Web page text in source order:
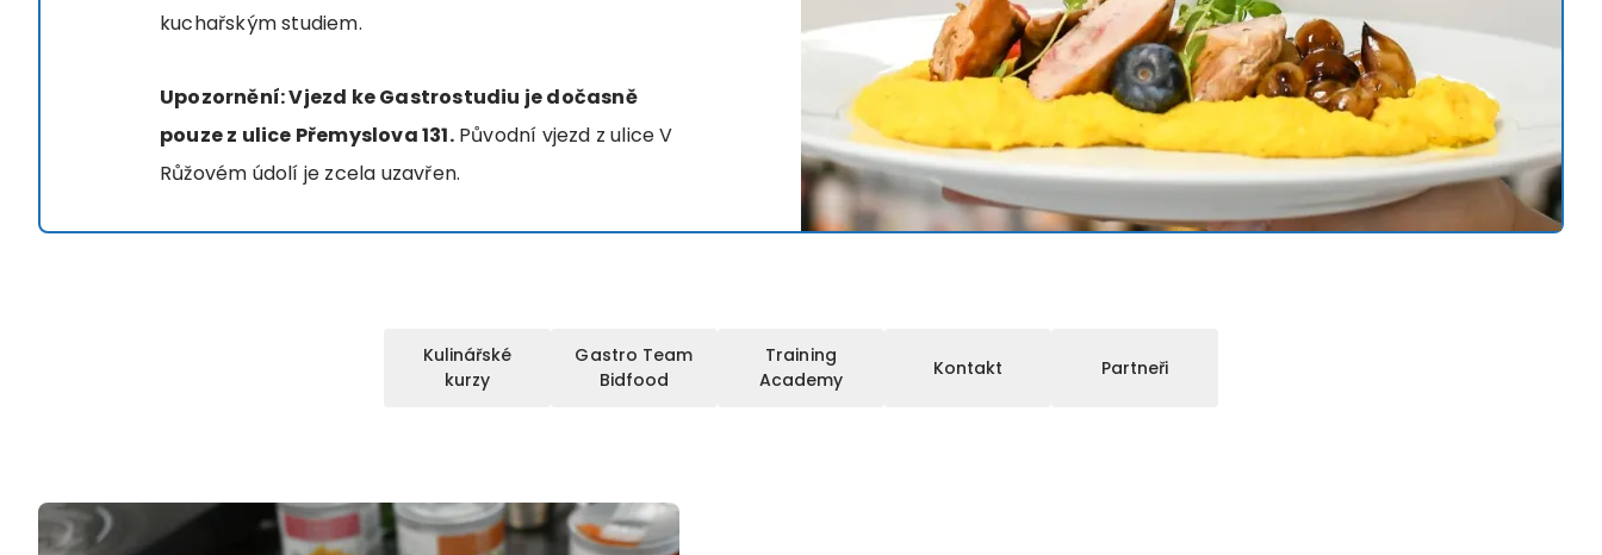
kuchařským studiem.
Upozornění: Vjezd ke Gastrostudiu je dočasně
pouze z ulice Přemyslova 131.Původní vjezd z ulice V
Růžovém údolí je zcela uzavřen.
Kulinářské
kurzy
Gastro Team
Bidfood
Training
Academy
Kontakt Partneři